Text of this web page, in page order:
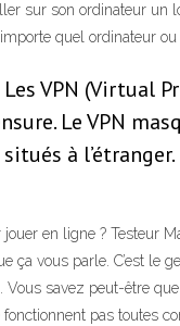
sur son ordinateur un
quel ordinateur ou
VPN
Le VPN
à
en ligne ? Testeur
ça vous parle. C’est le
savez peut-être
pas toutes